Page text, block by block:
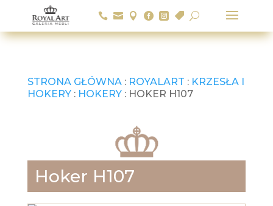
      U
STRONA GŁÓWNA: ROYALART : KRZESŁA I
HOKERY: HOKERY: HOKER H107
Hoker H107